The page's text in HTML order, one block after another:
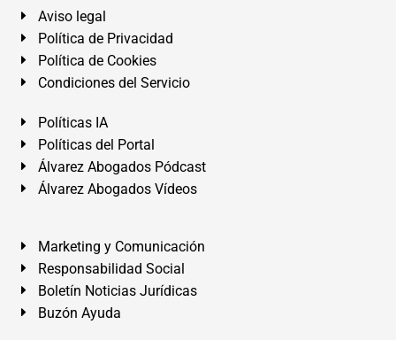
Aviso legal
Política de Privacidad
Política de Cookies
Condiciones del Servicio
Políticas IA
Políticas del Portal
Álvarez Abogados Pódcast
Álvarez Abogados Vídeos
Marketing y Comunicación
Responsabilidad Social
Boletín Noticias Jurídicas
Buzón Ayuda